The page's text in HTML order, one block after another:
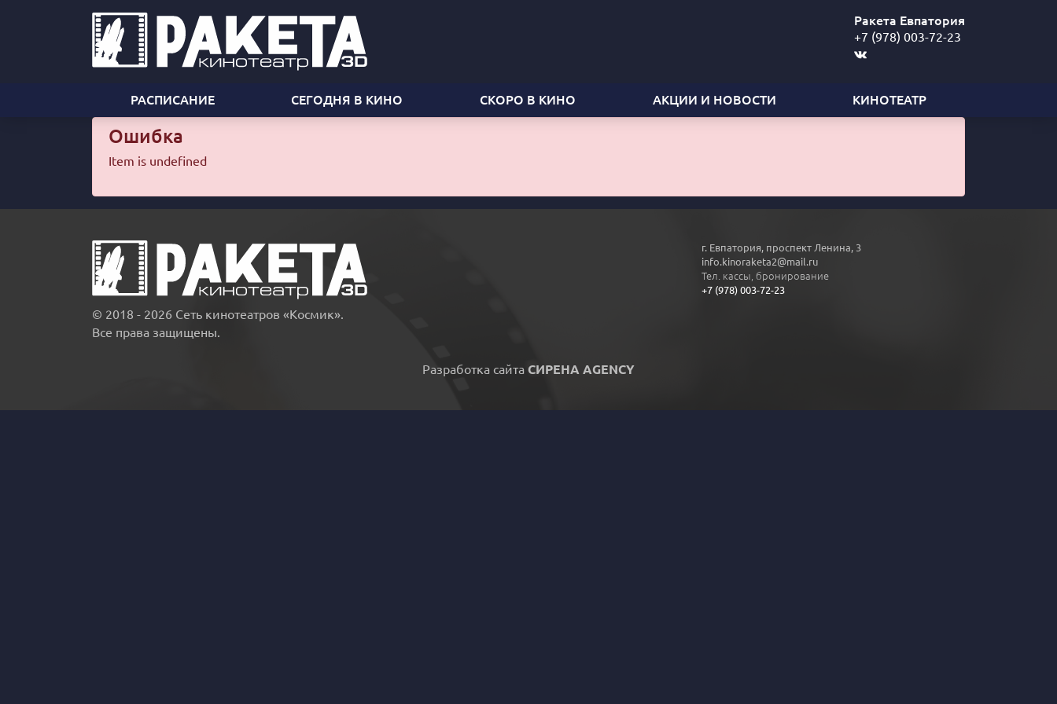
Ракета Евпатория
+7 (978) 003-72-23
РАСПИСАНИЕ СЕГОДНЯ В КИНО СКОРО В КИНО АКЦИИ И НОВОСТИ КИНОТЕАТР
Ошибка
Item is undefined
© 2018 - 2026 Сеть кинотеатров «Космик».
Все права защищены.
г. Евпатория, проспект Ленина, 3
info.kinoraketa2@mail.ru
Тел. кассы, бронирование
+7 (978) 003-72-23
Разработка сайта СИРЕНА AGENCY